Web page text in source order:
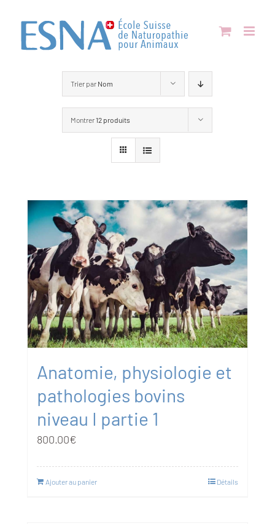
contenu
Trier par Nom
Montrer 12 produits
Anatomie, physiologie et
pathologies bovins
niveau I partie 1
800.00€
Ajouter au panier Détails